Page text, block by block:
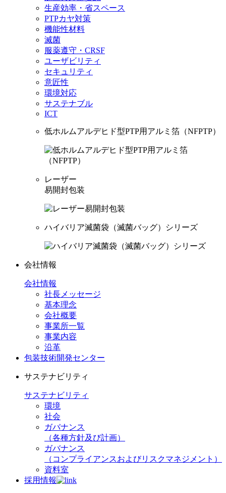
生産効率・省スペース
PTPカヤ対策
機能性材料
滅菌
服薬遵守・CRSF
ユーザビリティ
セキュリティ
意匠性
環境対応
サステナブル
ICT
低ホルムアルデヒド型PTP用アルミ箔（NFPTP）
レーザー
易開封包装
ハイバリア滅菌袋（滅菌バッグ）シリーズ
会社情報
会社情報
社長メッセージ
基本理念
会社概要
事業所一覧
事業内容
沿革
包装技術開発センター
サステナビリティ
サステナビリティ
環境
社会
ガバナンス
（各種方針及び計画）
ガバナンス
（コンプライアンスおよびリスクマネジメント）
資料室
採用情報